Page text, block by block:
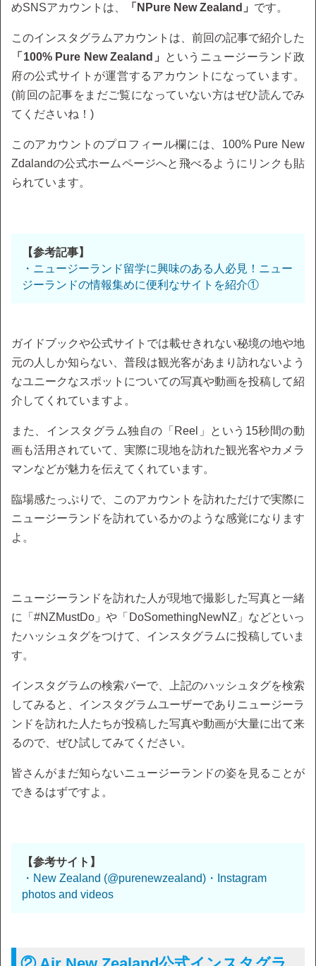
めSNSアカウントは、
「NPure New Zealand」 です。
このインスタグラムアカウントは、前回の記事で紹介した
「100% Pure New Zealand」
というニュージーランド政
府の公式サイトが運営するアカウントになっています。
(前回の記事をまだご覧になっていない方はぜひ読んでみ
てくださいね！)
このアカウントのプロフィール欄には、100% Pure New
Zdalandの公式ホームページへと飛べるようにリンクも貼
られています。
【参考記事】
・ニュージーランド留学に興味のある人必見！ニュー
ジーランドの情報集めに便利なサイトを紹介①
ガイドブックや公式サイトでは載せきれない秘境の地や地
元の人しか知らない、普段は観光客があまり訪れないよう
なユニークなスポットについての写真や動画を投稿して紹
介してくれていますよ。
また、インスタグラム独自の「Reel」という15秒間の動
画も活用されていて、実際に現地を訪れた観光客やカメラ
マンなどが魅力を伝えてくれています。
臨場感たっぷりで、このアカウントを訪れただけで実際に
ニュージーランドを訪れているかのような感覚になります
よ。
ニュージーランドを訪れた人が現地で撮影した写真と一緒
に「#NZMustDo」や「DoSomethingNewNZ」などといっ
たハッシュタグをつけて、インスタグラムに投稿していま
す。
インスタグラムの検索バーで、上記のハッシュタグを検索
してみると、インスタグラムユーザーでありニュージーラ
ンドを訪れた人たちが投稿した写真や動画が大量に出て来
るので、ぜひ試してみてください。
皆さんがまだ知らないニュージーランドの姿を見ることが
できるはずですよ。
【参考サイト】
・New Zealand (@purenewzealand)・Instagram
photos and videos